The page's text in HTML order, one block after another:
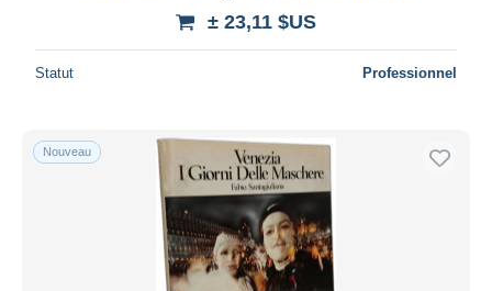
± 23,11 $US
Statut Professionnel
Nouveau